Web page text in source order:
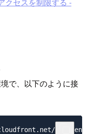
クセスを制限する -
で、以下のように接